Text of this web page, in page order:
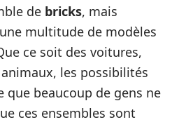
de bricks, mais
multitude de modèles
ce soit des voitures,
les possibilités
que beaucoup de gens ne
ces ensembles sont